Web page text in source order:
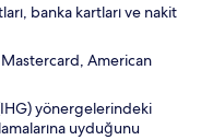
banka kartları ve nakit
American
yönergelerindeki
uyduğunu